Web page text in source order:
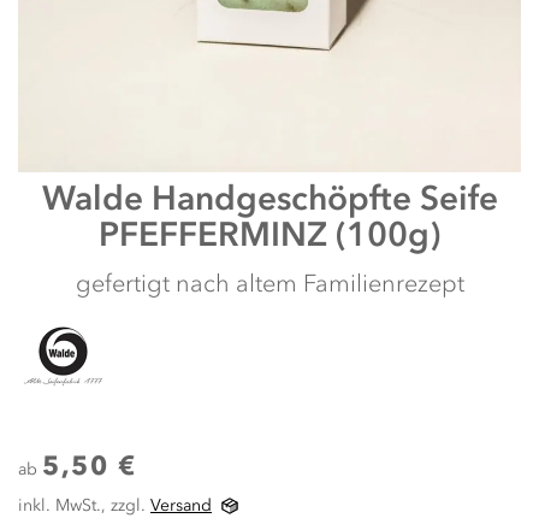
Zum
Anfang
springen
Walde Handgeschöpfte Seife
PFEFFERMINZ (100g)
gefertigt nach altem Familienrezept
ab 5,50 €
inkl. MwSt., zzgl. Versand